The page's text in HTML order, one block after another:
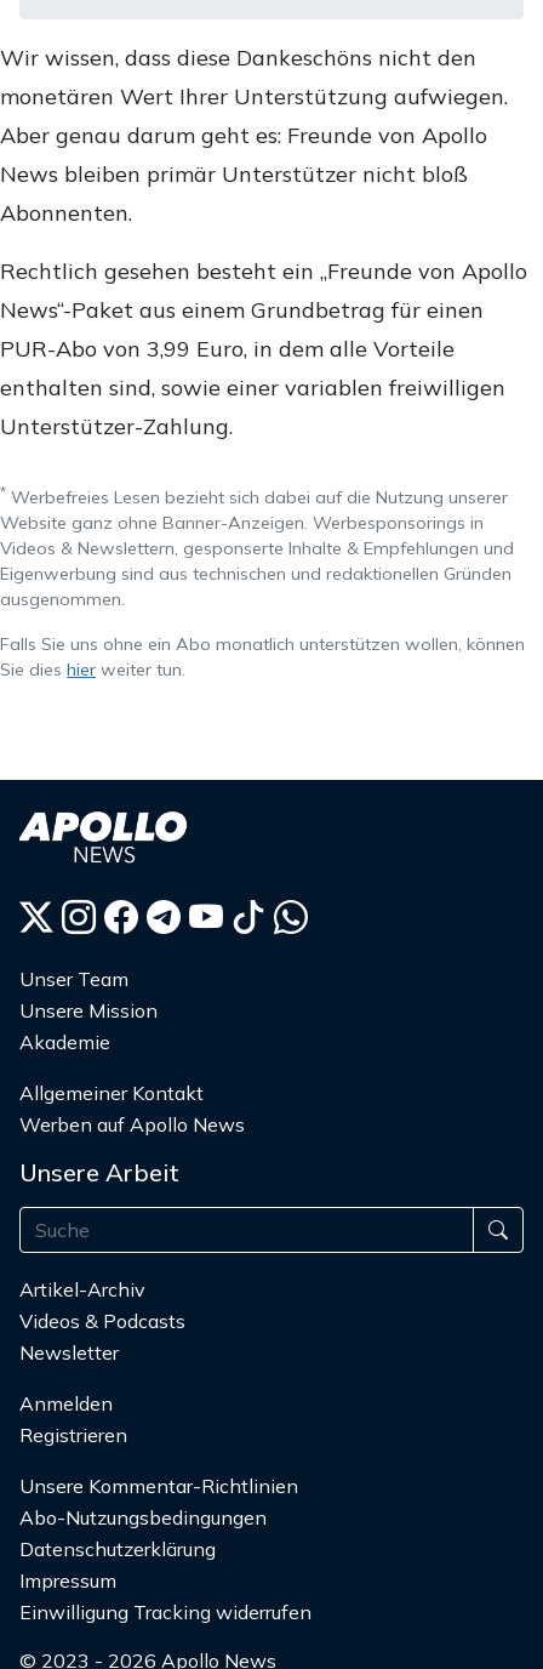
Wir wissen, dass diese Dankeschöns nicht den
monetären Wert Ihrer Unterstützung aufwiegen.
Aber genau darum geht es: Freunde von Apollo
News bleiben primär Unterstützer nicht bloß
Abonnenten.
Rechtlich gesehen besteht ein „Freunde von Apollo
News“-Paket aus einem Grundbetrag für einen
PUR-Abo von 3,99 Euro, in dem alle Vorteile
enthalten sind, sowie einer variablen freiwilligen
Unterstützer-Zahlung.
* Werbefreies Lesen bezieht sich dabei auf die Nutzung unserer
Website ganz ohne Banner-Anzeigen. Werbesponsorings in
Videos & Newslettern, gesponserte Inhalte & Empfehlungen und
Eigenwerbung sind aus technischen und redaktionellen Gründen
ausgenommen.
Falls Sie uns ohne ein Abo monatlich unterstützen wollen, können
Sie dies hier weiter tun.
Unser Team
Unsere Mission
Akademie
Allgemeiner Kontakt
Werben auf Apollo News
Unsere Arbeit
Artikel-Archiv
Videos & Podcasts
Newsletter
Anmelden
Registrieren
Unsere Kommentar-Richtlinien
Abo-Nutzungsbedingungen
Datenschutzerklärung
Impressum
Einwilligung Tracking widerrufen
© 2023 - 2026 Apollo News